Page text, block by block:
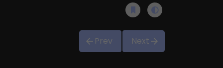
Prev Next